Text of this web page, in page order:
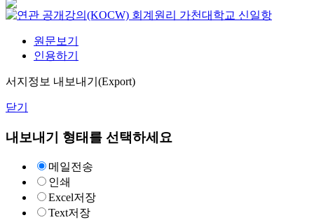
회계원리 가천대학교 신일항
원문보기
인용하기
서지정보 내보내기(Export)
닫기
내보내기 형태를 선택하세요
메일전송
인쇄
Excel저장
Text저장